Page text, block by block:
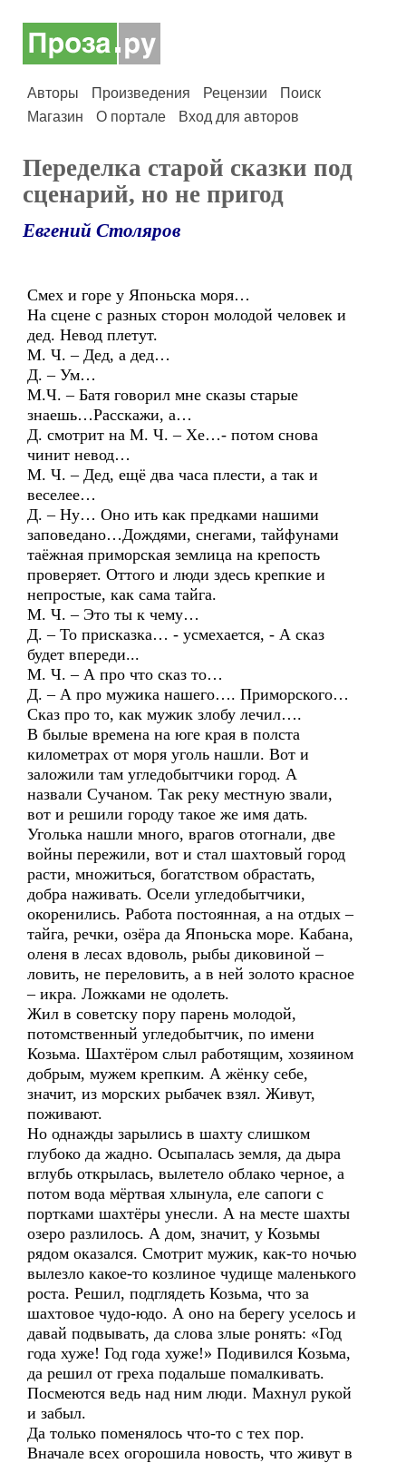
Авторы Произведения Рецензии
Поиск
Магазин
О портале Вход для авторов
Переделка старой сказки под
сценарий, но не пригод
Евгений Столяров
Смех и горе у Японьска моря…
На сцене с разных сторон молодой человек и
дед. Невод плетут.
М. Ч. – Дед, а дед…
Д. – Ум…
М.Ч. – Батя говорил мне сказы старые
знаешь…Расскажи, а…
Д. смотрит на М. Ч. – Хе…- потом снова
чинит невод…
М. Ч. – Дед, ещё два часа плести, а так и
веселее…
Д. – Ну… Оно ить как предками нашими
заповедано…Дождями, снегами, тайфунами
таёжная приморская землица на крепость
проверяет. Оттого и люди здесь крепкие и
непростые, как сама тайга.
М. Ч. – Это ты к чему…
Д. – То присказка… - усмехается, - А сказ
будет впереди...
М. Ч. – А про что сказ то…
Д. – А про мужика нашего…. Приморского…
Сказ про то, как мужик злобу лечил….
В былые времена на юге края в полста
километрах от моря уголь нашли. Вот и
заложили там угледобытчики город. А
назвали Сучаном. Так реку местную звали,
вот и решили городу такое же имя дать.
Уголька нашли много, врагов отогнали, две
войны пережили, вот и стал шахтовый город
расти, множиться, богатством обрастать,
добра наживать. Осели угледобытчики,
окоренились. Работа постоянная, а на отдых –
тайга, речки, озёра да Японьска море. Кабана,
оленя в лесах вдоволь, рыбы диковиной –
ловить, не переловить, а в ней золото красное
– икра. Ложками не одолеть.
Жил в советску пору парень молодой,
потомственный угледобытчик, по имени
Козьма. Шахтёром слыл работящим, хозяином
добрым, мужем крепким. А жёнку себе,
значит, из морских рыбачек взял. Живут,
поживают.
Но однажды зарылись в шахту слишком
глубоко да жадно. Осыпалась земля, да дыра
вглубь открылась, вылетело облако черное, а
потом вода мёртвая хлынула, еле сапоги с
портками шахтёры унесли. А на месте шахты
озеро разлилось. А дом, значит, у Козьмы
рядом оказался. Смотрит мужик, как-то ночью
вылезло какое-то козлиное чудище маленького
роста. Решил, подглядеть Козьма, что за
шахтовое чудо-юдо. А оно на берегу уселось и
давай подвывать, да слова злые ронять: «Год
года хуже! Год года хуже!» Подивился Козьма,
да решил от греха подальше помалкивать.
Посмеются ведь над ним люди. Махнул рукой
и забыл.
Да только поменялось что-то с тех пор.
Вначале всех огорошила новость, что живут в